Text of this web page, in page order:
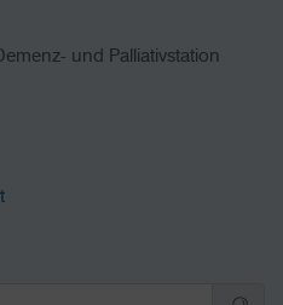
und Palliativstation